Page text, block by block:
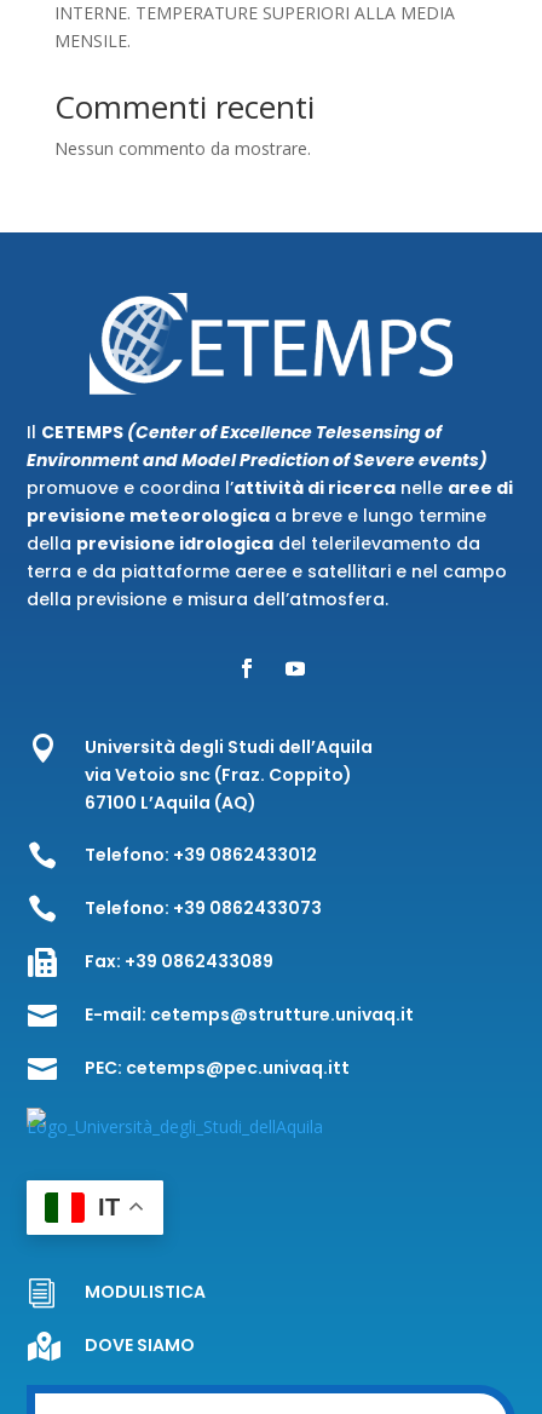
INTERNE. TEMPERATURE SUPERIORI ALLA MEDIA
MENSILE.
Commenti recenti
Nessun commento da mostrare.
Il CETEMPS (Center of Excellence Telesensing of
Environment and Model Prediction of Severe events)
promuove e coordina l’attività di ricerca nelle aree di
previsione meteorologica a breve e lungo termine
della previsione idrologica del telerilevamento da
terra e da piattaforme aeree e satellitari e nel campo
della previsione e misura dell’atmosfera.

Università degli Studi dell’Aquila
via Vetoio snc (Fraz. Coppito)
67100 L’Aquila (AQ)
 Telefono: +39 0862433012
 Telefono: +39 0862433073
 Fax: +39 0862433089
 E-mail: cetemps@strutture.univaq.it
 PEC: cetemps@pec.univaq.itt
IT
i MODULISTICA
 DOVE SIAMO